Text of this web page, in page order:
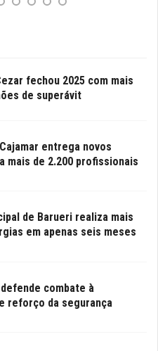
fechou 2025 com mais
de superávit
entrega novos
mais de 2.200 profissionais
de Barueri realiza mais
em apenas seis meses
combate à
reforço da segurança